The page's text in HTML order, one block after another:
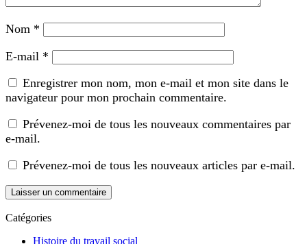
Nom *
E-mail *
Enregistrer mon nom, mon e-mail et mon site dans le
navigateur pour mon prochain commentaire.
Prévenez-moi de tous les nouveaux commentaires par
e-mail.
Prévenez-moi de tous les nouveaux articles par e-mail.
Catégories
Histoire du travail social